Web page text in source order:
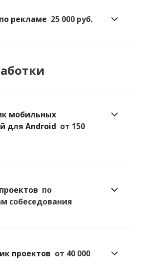
рекламе 25 000 руб.
мобильных
для Android от 150
по
собеседования
проектов от 40 000